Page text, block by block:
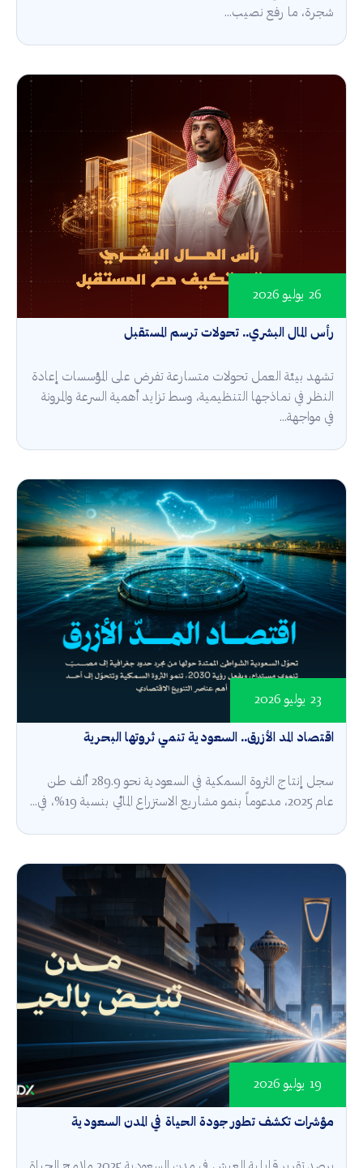
شجرة، ما رفع نصيب...
رأس المال البشري.. تحولات ترسم المستقبل
26 يوليو 2026
تشهد بيئة العمل تحولات متسارعة تفرض على المؤسسات إعادة
النظر في نماذجها التنظيمية، وسط تزايد أهمية السرعة والمرونة
في مواجهة...
اقتصاد المد الأزرق.. السعودية تنمي ثروتها البحرية
23 يوليو 2026
سجل إنتاج الثروة السمكية في السعودية نحو 289.9 ألف طن
عام 2025، مدعوماً بنمو مشاريع الاستزراع المائي بنسبة 19%، في...
مؤشرات تكشف تطور جودة الحياة في المدن السعودية
19 يوليو 2026